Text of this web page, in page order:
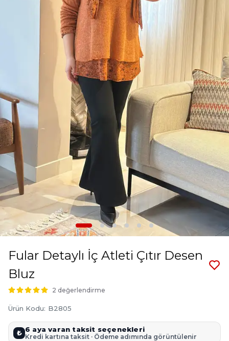
Fular Detaylı İç Atleti Çıtır Desen
Bluz
2 değerlendirme
Ürün Kodu: B2805
₺ 6 aya varan taksit seçenekleri
Kredi kartına taksit · Ödeme adımında görüntülenir